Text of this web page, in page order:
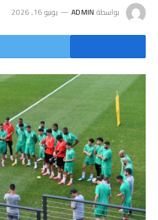
بواسطة ADMIN يونيو 16, 2026